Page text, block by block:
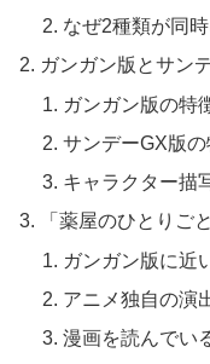
なぜ2種類が同
ガンガン版とサン
ガンガン版の特
サンデーGX版
キャラクター描
「薬屋のひとりご
ガンガン版に近
アニメ独自の演
漫画を読んでい